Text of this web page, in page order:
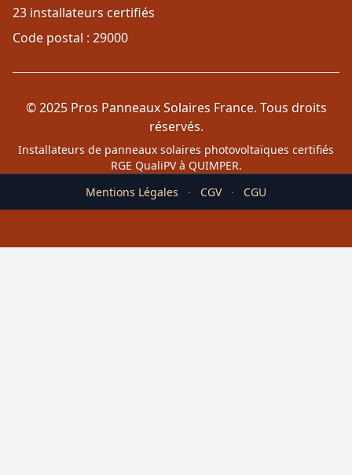
23 installateurs certifiés
Code postal : 29000
© 2025 Pros Panneaux Solaires France. Tous droits
réservés.
Installateurs de panneaux solaires photovoltaïques certifiés
RGE QualiPV à QUIMPER.
Mentions Légales
· CGV · CGU